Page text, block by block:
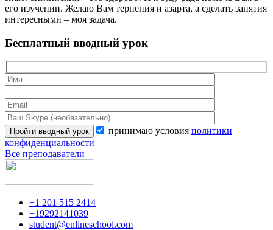
его изучении. Желаю Вам терпения и азарта, а сделать занятия
интересными – моя задача.
Бесплатный вводный урок
принимаю условия политики
конфиденциальности
Все преподаватели
+1 201 515 2414
+19292141039
student@enlineschool.com